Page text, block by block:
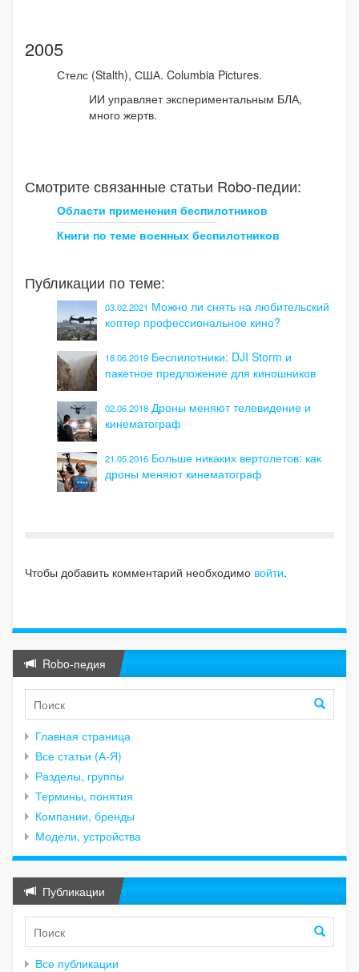
2005
Стелс (Stalth), США. Columbia Pictures.
ИИ управляет экспериментальным БЛА,
много жертв.
Смотрите связанные статьи Robo-педии:
Области применения беспилотников
Книги по теме военных беспилотников
Публикации по теме:
03.02.2021 Можно ли снять на любительский
коптер профессиональное кино?
18.06.2019 Беспилотники: DJI Storm и
пакетное предложение для киношников
02.06.2018 Дроны меняют телевидение и
кинематограф
21.05.2016 Больше никаких вертолетов: как
дроны меняют кинематограф
Чтобы добавить комментарий необходимо войти.
Robo-педия
Главная страница
Все статьи (А-Я)
Разделы, группы
Термины, понятия
Компании, бренды
Модели, устройства
Публикации
Все публикации